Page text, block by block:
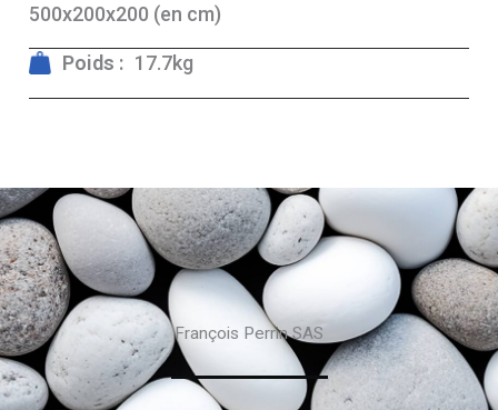
500x200x200 (en cm)
Poids : 17.7kg
François Perrin SAS